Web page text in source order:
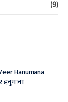
(9)
Hanumana
हनुमाना